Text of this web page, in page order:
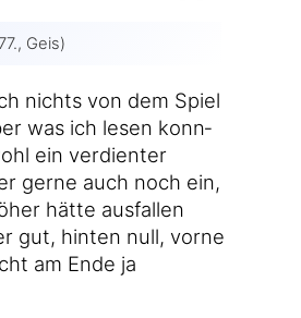
Geis)
nichts von dem Spiel
was ich lesen konn­
ein ver­dien­ter
ger­ne auch noch ein,
hät­te aus­fal­len
gut, hin­ten null, vor­ne
am Ende ja